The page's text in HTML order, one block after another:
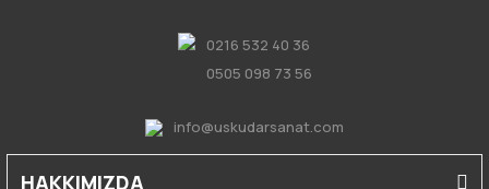
0216 532 40 36
0505 098 73 56
info@uskudarsanat.com
HAKKIMIZDA